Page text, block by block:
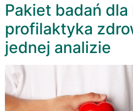
Pakiet badań
profilaktyka
jednej analizie